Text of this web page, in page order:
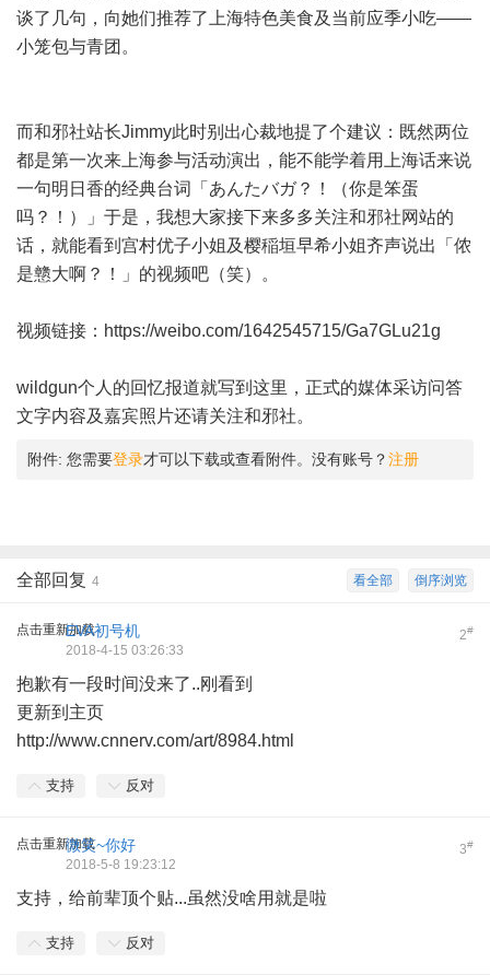
谈了几句，向她们推荐了上海特色美食及当前应季小吃——
小笼包与青团。
而和邪社站长Jimmy此时别出心裁地提了个建议：既然两位
都是第一次来上海参与活动演出，能不能学着用上海话来说
一句明日香的经典台词「あんたバガ？！（你是笨蛋
吗？！）」于是，我想大家接下来多多关注和邪社网站的
话，就能看到宫村优子小姐及樱稲垣早希小姐齐声说出「侬
是戆大啊？！」的视频吧（笑）。
视频链接： https://weibo.com/1642545715/Ga7GLu21g
wildgun个人的回忆报道就写到这里，正式的媒体采访问答
文字内容及嘉宾照片还请关注和邪社。
附件: 您需要登录才可以下载或查看附件。没有账号？注册
倒序浏览
看全部
全部回复 4
点击重新加载 2#
EVA初号机
2018-4-15 03:26:33
抱歉有一段时间没来了..刚看到
更新到主页
http://www.cnnerv.com/art/8984.html
支持 反对
点击重新加载 3#
微笑~你好
2018-5-8 19:23:12
支持，给前辈顶个贴...虽然没啥用就是啦
支持 反对